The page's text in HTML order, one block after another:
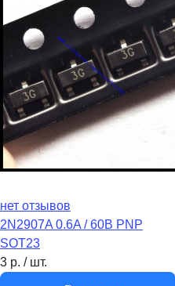
нет отзывов
2N2907A 0.6A / 60В PNP
SOT23
3 р. / шт.